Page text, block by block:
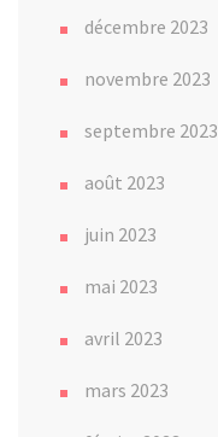
décembre 2023
novembre 2023
septembre 2023
août 2023
juin 2023
mai 2023
avril 2023
mars 2023